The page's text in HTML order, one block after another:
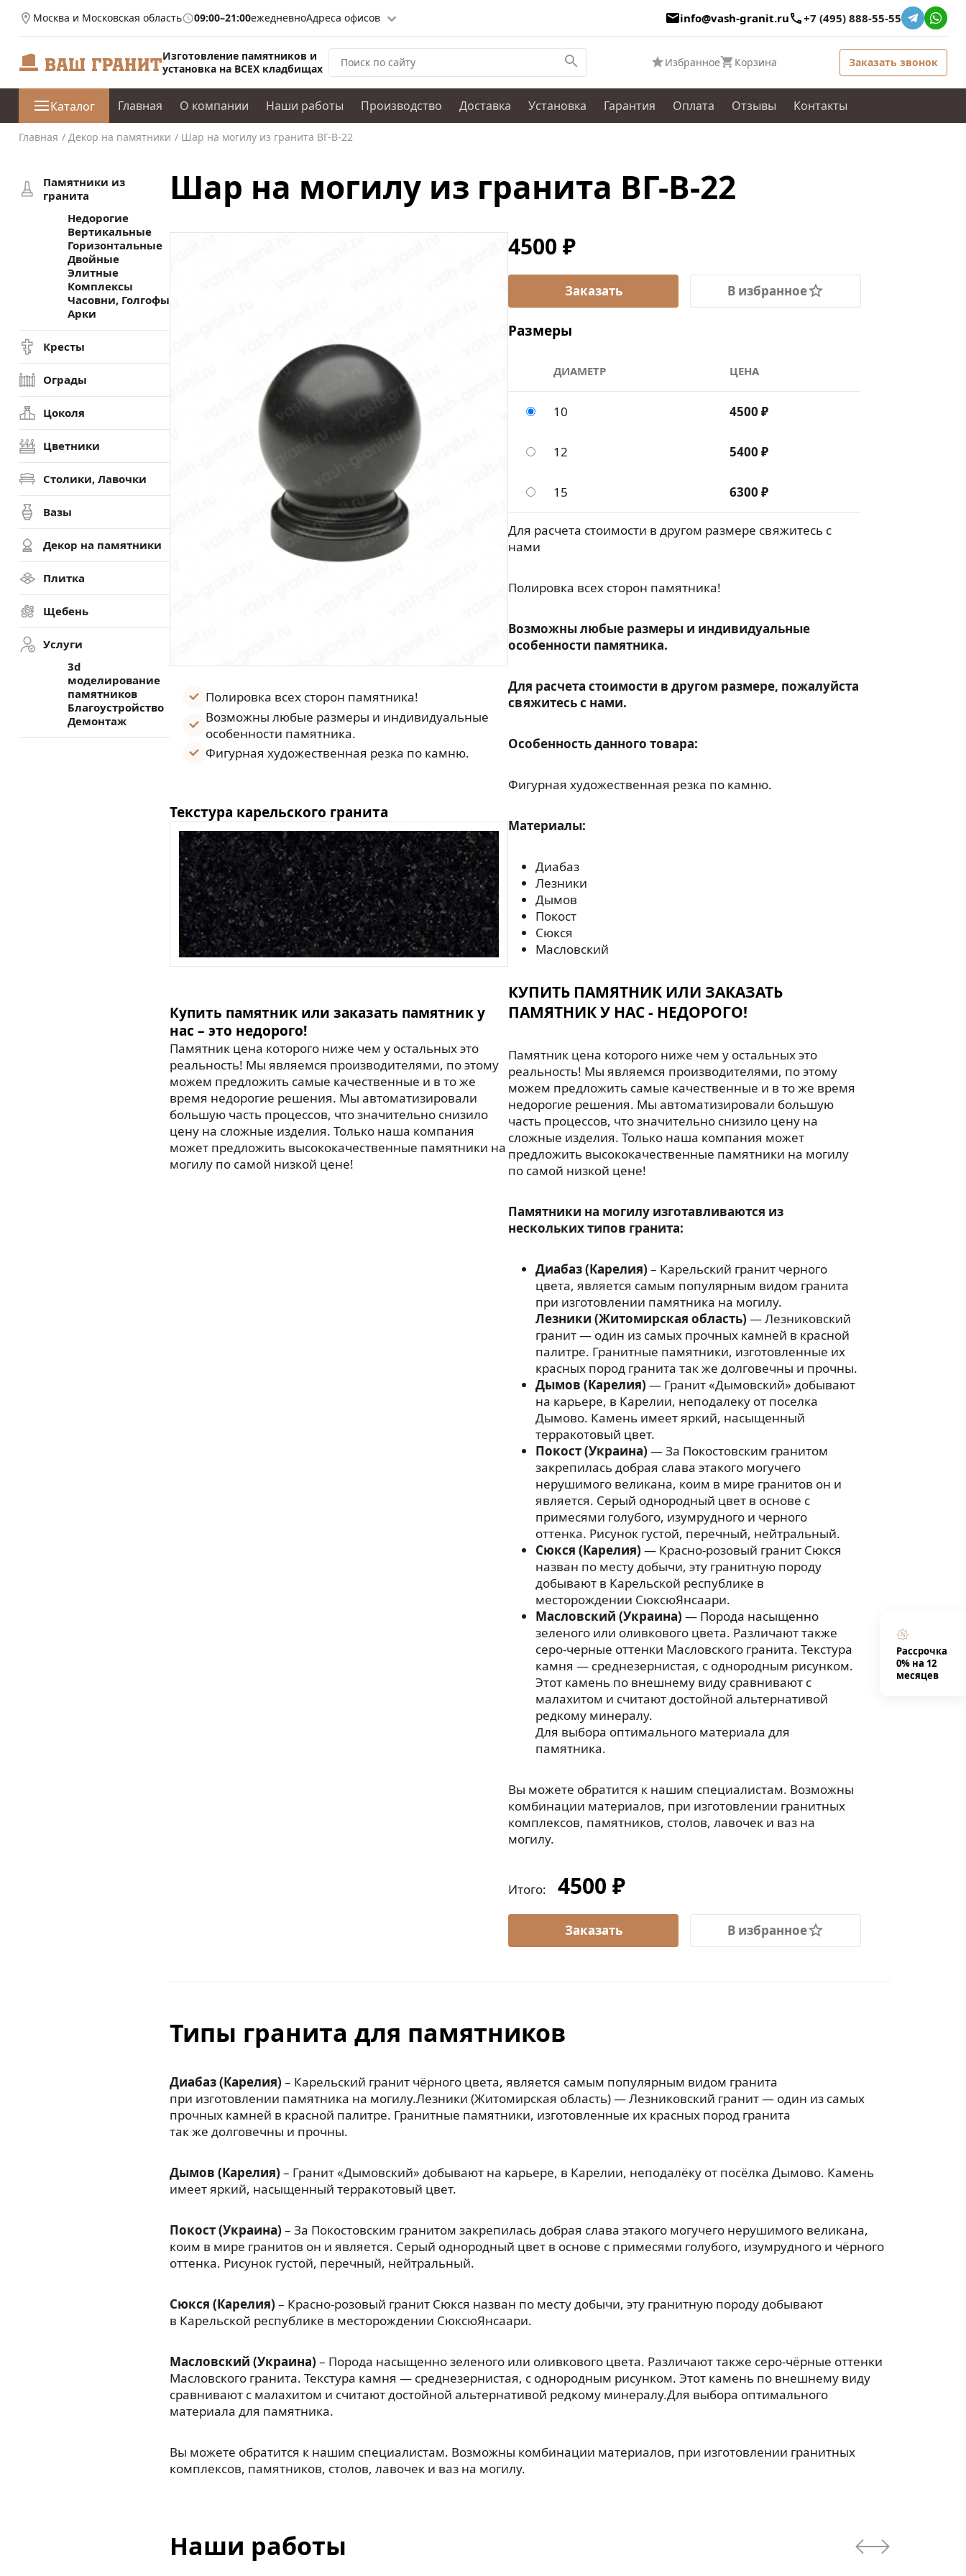
Москва и Московская область 09:00–21:00ежедневноАдреса офисов info@vash-granit.ru +7 (495) 888-55-55
Изготовление памятников и
установка на ВСЕХ кладбищах
Избранное Корзина Заказать звонок
Каталог Главная О компании Наши работы Производство Доставка Установка Гарантия Оплата Отзывы Контакты
Главная Декор на памятники Шар на могилу из гранита ВГ-В-22
Памятники из
гранита
Недорогие
Вертикальные
Горизонтальные
Двойные
Элитные
Комплексы
Часовни, Голгофы
Арки
Кресты
Ограды
Цоколя
Цветники
Столики, Лавочки
Вазы
Декор на памятники
Плитка
Щебень
Услуги
3d
моделирование
памятников
Благоустройство
Демонтаж
Шар на могилу из гранита ВГ-В-22
Полировка всех сторон памятника!
Возможны любые размеры и индивидуальные
особенности памятника.
Фигурная художественная резка по камню.
Текстура карельского гранита
Купить памятник или заказать памятник у
нас – это недорого!
Памятник цена которого ниже чем у остальных это
реальность! Мы являемся производителями, по этому
можем предложить самые качественные и в то же
время недорогие решения. Мы автоматизировали
большую часть процессов, что значительно снизило
цену на сложные изделия. Только наша компания
может предложить высококачественные памятники на
могилу по самой низкой цене!
4500 ₽
В избранное
Размеры
ДИАМЕТР ЦЕНА
10 4500 ₽
12 5400 ₽
15 6300 ₽
Для расчета стоимости в другом размере свяжитесь с
нами
Полировка всех сторон памятника!
Возможны любые размеры и индивидуальные
особенности памятника.
Для расчета стоимости в другом размере, пожалуйста
свяжитесь с нами.
Особенность данного товара:
Фигурная художественная резка по камню.
Материалы:
Диабаз
Лезники
Дымов
Покост
Сюкся
Масловский
КУПИТЬ ПАМЯТНИК ИЛИ ЗАКАЗАТЬ
ПАМЯТНИК У НАС - НЕДОРОГО!
Памятник цена которого ниже чем у остальных это
реальность! Мы являемся производителями, по этому
можем предложить самые качественные и в то же время
недорогие решения. Мы автоматизировали большую
часть процессов, что значительно снизило цену на
сложные изделия. Только наша компания может
предложить высококачественные памятники на могилу
по самой низкой цене!
Памятники на могилу изготавливаются из
нескольких типов гранита:
Диабаз (Карелия) – Карельский гранит черного
цвета, является самым популярным видом гранита
при изготовлении памятника на могилу.
Лезники (Житомирская область) — Лезниковский
гранит — один из самых прочных камней в красной
палитре. Гранитные памятники, изготовленные их
красных пород гранита так же долговечны и прочны.
Дымов (Карелия) — Гранит «Дымовский» добывают
на карьере, в Карелии, неподалеку от поселка
Дымово. Камень имеет яркий, насыщенный
терракотовый цвет.
Покост (Украина) — За Покостовским гранитом
закрепилась добрая слава этакого могучего
нерушимого великана, коим в мире гранитов он и
является. Серый однородный цвет в основе с
примесями голубого, изумрудного и черного
оттенка. Рисунок густой, перечный, нейтральный.
Сюкся (Карелия) — Красно-розовый гранит Сюкся
назван по месту добычи, эту гранитную породу
добывают в Карельской республике в
месторождении СюксюЯнсаари.
Масловский (Украина) — Порода насыщенно
зеленого или оливкового цвета. Различают также
серо-черные оттенки Масловского гранита. Текстура
камня — среднезернистая, с однородным рисунком.
Этот камень по внешнему виду сравнивают с
малахитом и считают достойной альтернативой
редкому минералу.
Для выбора оптимального материала для
памятника.
Вы можете обратится к нашим специалистам. Возможны
комбинации материалов, при изготовлении гранитных
комплексов, памятников, столов, лавочек и ваз на
могилу.
Итого: 4500 ₽
В избранное
Типы гранита для памятников
Диабаз (Карелия) – Карельский гранит чёрного цвета, является самым популярным видом гранита
при изготовлении памятника на могилу.Лезники (Житомирская область) — Лезниковский гранит — один из самых
прочных камней в красной палитре. Гранитные памятники, изготовленные их красных пород гранита
так же долговечны и прочны.
Дымов (Карелия) – Гранит «Дымовский» добывают на карьере, в Карелии, неподалёку от посёлка Дымово. Камень
имеет яркий, насыщенный терракотовый цвет.
Покост (Украина) – За Покостовским гранитом закрепилась добрая слава этакого могучего нерушимого великана,
коим в мире гранитов он и является. Серый однородный цвет в основе с примесями голубого, изумрудного и чёрного
оттенка. Рисунок густой, перечный, нейтральный.
Сюкся (Карелия) – Красно-розовый гранит Сюкся назван по месту добычи, эту гранитную породу добывают
в Карельской республике в месторождении СюксюЯнсаари.
Масловский (Украина) – Порода насыщенно зеленого или оливкового цвета. Различают также серо-чёрные оттенки
Масловского гранита. Текстура камня — среднезернистая, с однородным рисунком. Этот камень по внешнему виду
сравнивают с малахитом и считают достойной альтернативой редкому минералу.Для выбора оптимального
материала для памятника.
Вы можете обратится к нашим специалистам. Возможны комбинации материалов, при изготовлении гранитных
комплексов, памятников, столов, лавочек и ваз на могилу.
Наши работы
Рассрочка
0% на 12
месяцев